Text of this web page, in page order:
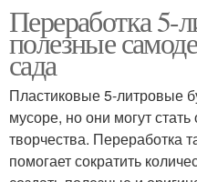
Переработка 5-
полезные
сада
Пластиковые 5-литровые
мусоре, но они могут
творчества. Переработка
помогает сократить